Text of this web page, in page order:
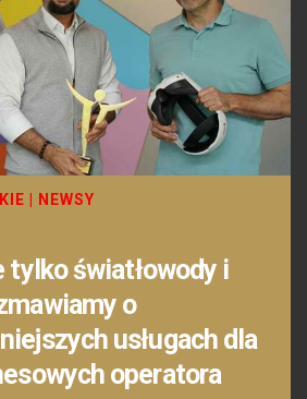
NEWSY
tylko światłowody i
o
usługach dla
operatora